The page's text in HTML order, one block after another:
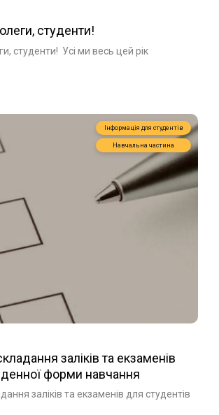
студенти!
студенти! Усі ми весь цей рік
Інформація для студентів
Навчальна частина
заліків та екзаменів
форми навчання
заліків та екзаменів для студентів